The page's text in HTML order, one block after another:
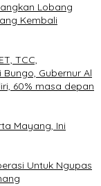
Lobang
Kembali
TCC,
Gubernur Al
60% masa depan
Mayang, Ini
Untuk Ngupas